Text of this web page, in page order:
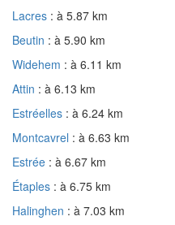
Lacres : à 5.87 km
Beutin : à 5.90 km
Widehem : à 6.11 km
Attin : à 6.13 km
Estréelles : à 6.24 km
Montcavrel : à 6.63 km
Estrée : à 6.67 km
Étaples : à 6.75 km
Halinghen : à 7.03 km